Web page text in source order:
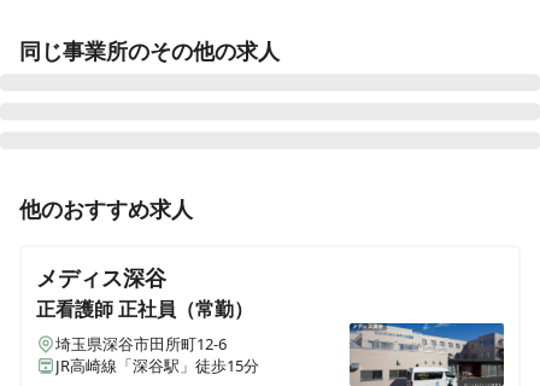
平あじさい公園
東京都小平市仲町293-5
千葉県船橋市旭町1-25-15
ALSOK介護 サービス付き高齢者向け住宅 アミカの郷流
同じ事業所のその他の求人
正看護師 パート・アルバイト
夜勤なし/オンコールなし！日勤帯のみ勤務の看護師さ
准看護師 正社員（常勤）
★昨年9月OPEN！夜勤なし/オンコールなし！日勤帯の
他のおすすめ求人
メディス深谷
正看護師正社員（常勤）
埼玉県深谷市田所町12-6
JR高崎線「深谷駅」徒歩15分